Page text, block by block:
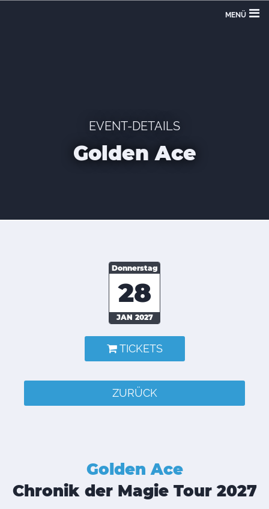
MENÜ
EVENT-DETAILS
Golden Ace
Donnerstag
28
JAN 2027
TICKETS
ZURÜCK
Golden Ace
Chronik der Magie Tour 2027